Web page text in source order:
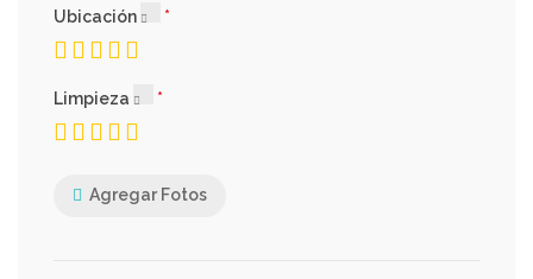
Ubicación
Limpieza
Agregar Fotos